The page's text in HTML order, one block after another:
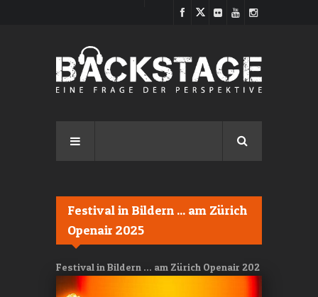
Festival in Bildern ... am Zürich
Openair 2025
Festival in Bildern ... am Zürich Openair 202